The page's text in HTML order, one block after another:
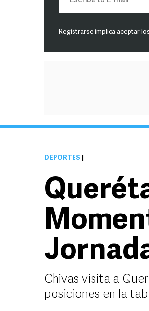
Registrarse implica aceptar los
DEPORTES
Chivas visita a
posiciones en la